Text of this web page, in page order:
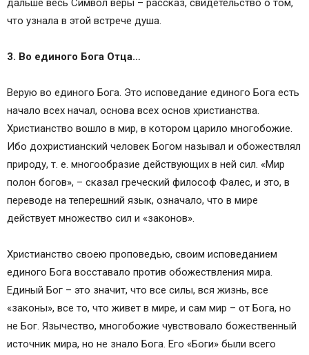
дальше весь Символ веры – рассказ, свидетельство о том,
что узнала в этой встрече душа.
3. Во единого Бога Отца…
Верую во единого Бога. Это исповедание единого Бога есть
начало всех начал, основа всех основ христианства.
Христианство вошло в мир, в котором царило многобожие.
Ибо дохристианский человек Богом называл и обожествлял
природу, т. е. многообразие действующих в ней сил. «Мир
полон богов», – сказал греческий философ Фалес, и это, в
переводе на теперешний язык, означало, что в мире
действует множество сил и «законов».
Христианство своею проповедью, своим исповеданием
единого Бога восставало против обожествления мира.
Единый Бог – это значит, что все силы, вся жизнь, все
«законы», все то, что живет в мире, и сам мир – от Бога, но
не Бог. Язычество, многобожие чувствовало божественный
источник мира, но не знало Бога. Его «Боги» были всего